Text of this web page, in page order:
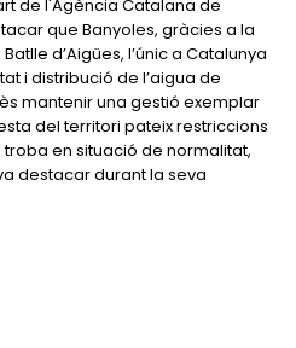
de l'Agència Catalana de
que Banyoles, gràcies a la
d’Aigües, l’únic a Catalunya
i distribució de l’aigua de
mantenir una gestió exemplar
del territori pateix restriccions
en situació de normalitat,
destacar durant la seva